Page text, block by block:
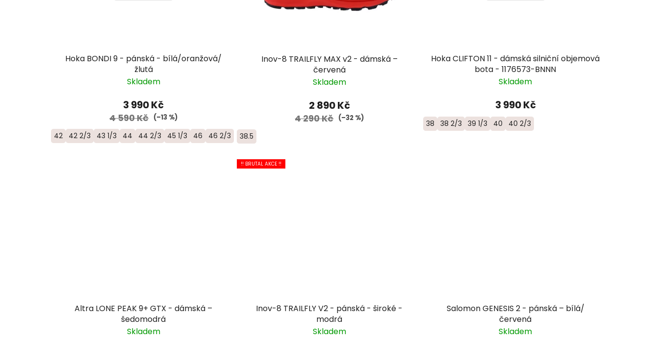
Hoka BONDI 9 - pánská - bílá/oranžová/
žlutá
Skladem
3 990 Kč
4 590 Kč (–13 %)
42 42 2/3 43 1/3 44 44 2/3 45 1/3 46 46 2/3
Inov-8 TRAILFLY MAX v2 - dámská –
červená
Skladem
2 890 Kč
4 290 Kč (–32 %)
38.5
Hoka CLIFTON 11 - dámská silniční objemová
bota - 1176573-BNNN
Skladem
3 990 Kč
38 38 2/3 39 1/3 40 40 2/3
Altra LONE PEAK 9+ GTX - dámská –
šedomodrá
Skladem
!! BRUTAL AKCE !!
Inov-8 TRAILFLY V2 - pánská - široké -
modrá
Skladem
Salomon GENESIS 2 - pánská – bílá/
červená
Skladem